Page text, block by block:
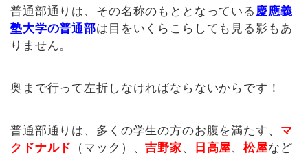
普通部通りは、その名称のもととなっている 慶應義
塾大学の普通部は目をいくらこらしても見る影もあ
りません。
奥まで行って左折しなければならないからです！
普通部通りは、多くの学生の方のお腹を満たす、 マ
クドナルド
（マック）、吉野家、 日高屋、松屋など